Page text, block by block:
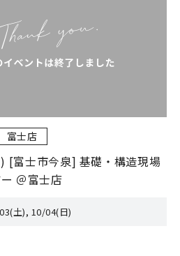
富士店
[富士市今泉] 基礎・構造現場
＠富士店
土), 10/04(日)